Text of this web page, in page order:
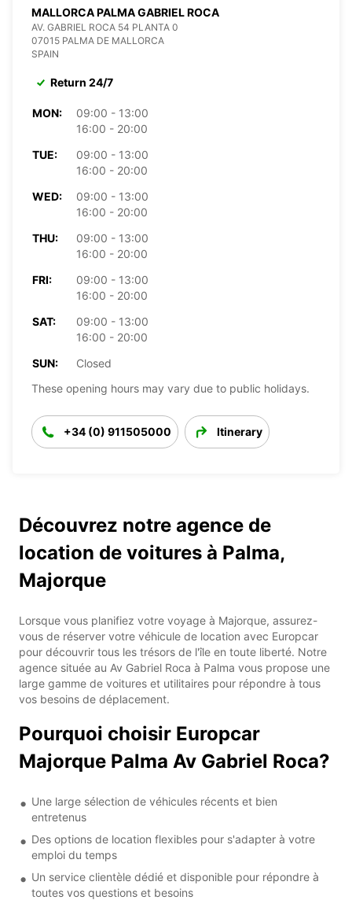
MALLORCA PALMA GABRIEL ROCA
AV. GABRIEL ROCA 54 PLANTA 0
07015 PALMA DE MALLORCA
SPAIN
Return 24/7
MON:
09:00 - 13:00
16:00 - 20:00
TUE:
09:00 - 13:00
16:00 - 20:00
WED:
09:00 - 13:00
16:00 - 20:00
THU:
09:00 - 13:00
16:00 - 20:00
FRI:
09:00 - 13:00
16:00 - 20:00
SAT:
09:00 - 13:00
16:00 - 20:00
SUN:
Closed
These opening hours may vary due to public holidays.
+34 (0) 911505000 Itinerary
Découvrez notre agence de
location de voitures à Palma,
Majorque
Lorsque vous planifiez votre voyage à Majorque, assurez-
vous de réserver votre véhicule de location avec Europcar
pour découvrir tous les trésors de l'île en toute liberté. Notre
agence située au Av Gabriel Roca à Palma vous propose une
large gamme de voitures et utilitaires pour répondre à tous
vos besoins de déplacement.
Pourquoi choisir Europcar
Majorque Palma Av Gabriel Roca?
Une large sélection de véhicules récents et bien
entretenus
Des options de location flexibles pour s'adapter à votre
emploi du temps
Un service clientèle dédié et disponible pour répondre à
toutes vos questions et besoins